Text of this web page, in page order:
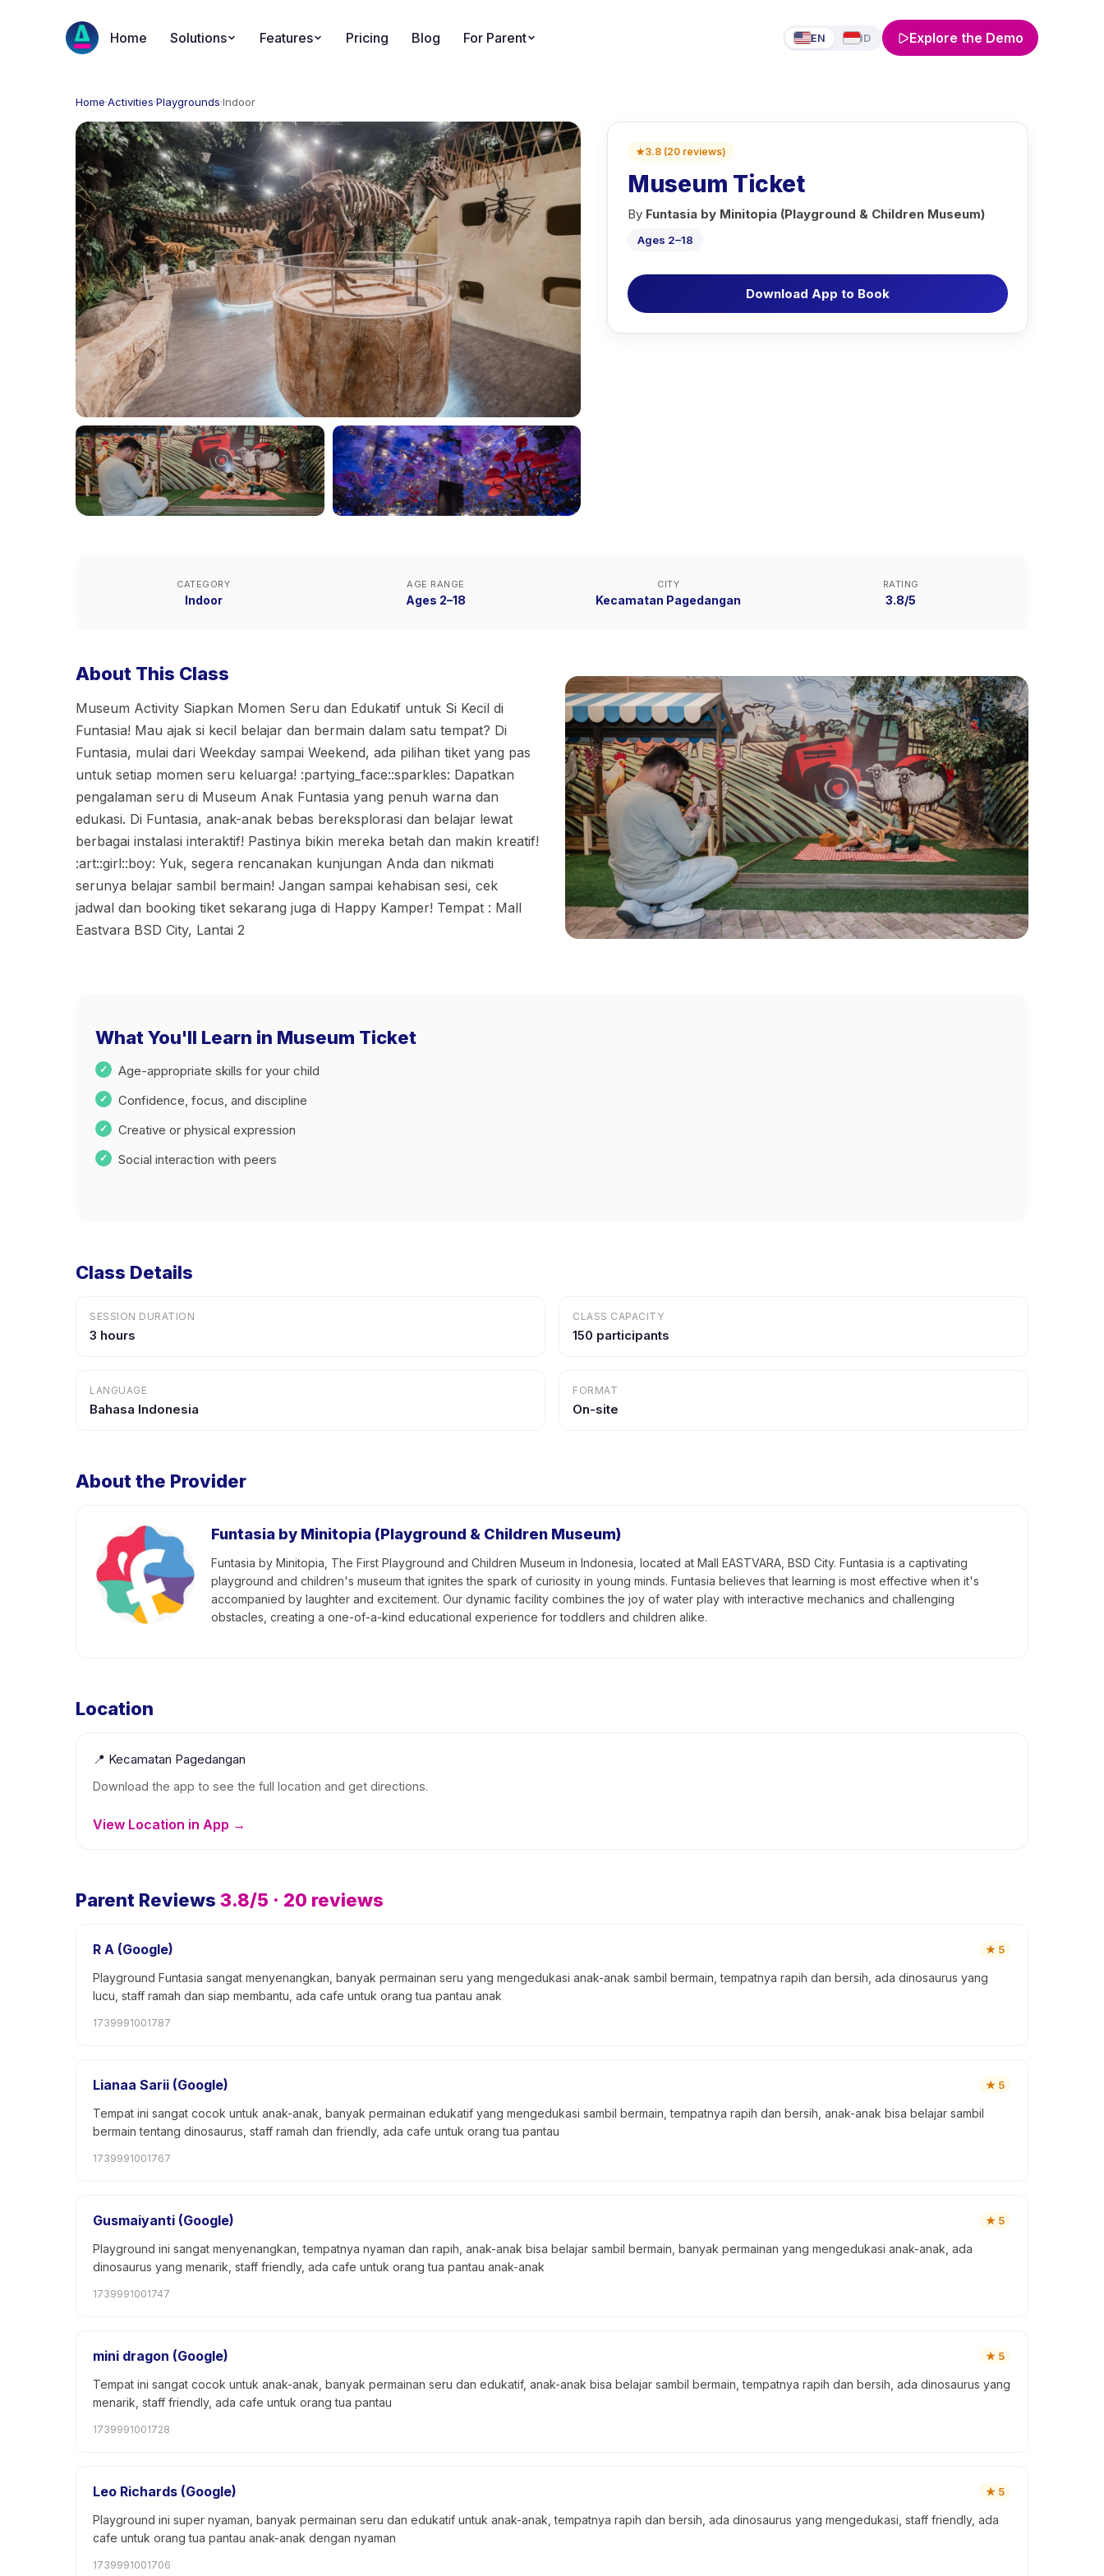
Home Solutions Features Pricing Blog For Parent EN ID Explore the Demo
Home·Activities·Playgrounds·Indoor
★3.8 (20 reviews)
Museum Ticket
By Funtasia by Minitopia (Playground & Children Museum)
Ages 2–18
Download App to Book
CATEGORY
Indoor
AGE RANGE
Ages 2–18
CITY
Kecamatan Pagedangan
RATING
3.8/5
About This Class
Museum Activity Siapkan Momen Seru dan Edukatif untuk Si Kecil di
Funtasia! Mau ajak si kecil belajar dan bermain dalam satu tempat? Di
Funtasia, mulai dari Weekday sampai Weekend, ada pilihan tiket yang pas
untuk setiap momen seru keluarga! :partying_face::sparkles: Dapatkan
pengalaman seru di Museum Anak Funtasia yang penuh warna dan
edukasi. Di Funtasia, anak-anak bebas bereksplorasi dan belajar lewat
berbagai instalasi interaktif! Pastinya bikin mereka betah dan makin kreatif!
:art::girl::boy: Yuk, segera rencanakan kunjungan Anda dan nikmati
serunya belajar sambil bermain! Jangan sampai kehabisan sesi, cek
jadwal dan booking tiket sekarang juga di Happy Kamper! Tempat : Mall
Eastvara BSD City, Lantai 2
What You'll Learn in Museum Ticket
Age-appropriate skills for your child
Confidence, focus, and discipline
Creative or physical expression
Social interaction with peers
Class Details
SESSION DURATION
3 hours
CLASS CAPACITY
150 participants
LANGUAGE
Bahasa Indonesia
FORMAT
On-site
About the Provider
Funtasia by Minitopia (Playground & Children Museum)
Funtasia by Minitopia, The First Playground and Children Museum in Indonesia, located at Mall EASTVARA, BSD City. Funtasia is a captivating
playground and children's museum that ignites the spark of curiosity in young minds. Funtasia believes that learning is most effective when it's
accompanied by laughter and excitement. Our dynamic facility combines the joy of water play with interactive mechanics and challenging
obstacles, creating a one-of-a-kind educational experience for toddlers and children alike.
Location
📍 Kecamatan Pagedangan
Download the app to see the full location and get directions.
View Location in App →
Parent Reviews 3.8/5 · 20 reviews
R A (Google) ★ 5
Playground Funtasia sangat menyenangkan, banyak permainan seru yang mengedukasi anak-anak sambil bermain, tempatnya rapih dan bersih, ada dinosaurus yang
lucu, staff ramah dan siap membantu, ada cafe untuk orang tua pantau anak
1739991001787
Lianaa Sarii (Google) ★ 5
Tempat ini sangat cocok untuk anak-anak, banyak permainan edukatif yang mengedukasi sambil bermain, tempatnya rapih dan bersih, anak-anak bisa belajar sambil
bermain tentang dinosaurus, staff ramah dan friendly, ada cafe untuk orang tua pantau
1739991001767
Gusmaiyanti (Google) ★ 5
Playground ini sangat menyenangkan, tempatnya nyaman dan rapih, anak-anak bisa belajar sambil bermain, banyak permainan yang mengedukasi anak-anak, ada
dinosaurus yang menarik, staff friendly, ada cafe untuk orang tua pantau anak-anak
1739991001747
mini dragon (Google) ★ 5
Tempat ini sangat cocok untuk anak-anak, banyak permainan seru dan edukatif, anak-anak bisa belajar sambil bermain, tempatnya rapih dan bersih, ada dinosaurus yang
menarik, staff friendly, ada cafe untuk orang tua pantau
1739991001728
Leo Richards (Google) ★ 5
Playground ini super nyaman, banyak permainan seru dan edukatif untuk anak-anak, tempatnya rapih dan bersih, ada dinosaurus yang mengedukasi, staff friendly, ada
cafe untuk orang tua pantau anak-anak dengan nyaman
1739991001706